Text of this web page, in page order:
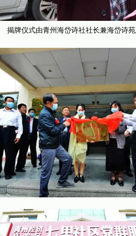
揭牌仪式由青州海岱诗社社长兼海岱诗苑